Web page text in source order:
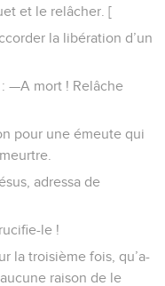
et le relâcher. [
la libération d’un
—A mort ! Relâche
pour une émeute qui
adressa de
le !
la troisième fois, qu’a-
raison de le